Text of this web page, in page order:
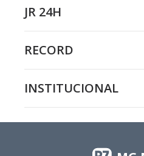
JR 24H
RECORD
INSTITUCIONAL